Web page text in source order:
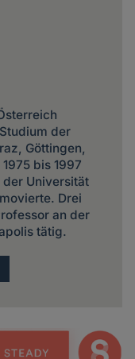
der
Göttingen,
bis 1997
Universität
Drei
an der
tätig.